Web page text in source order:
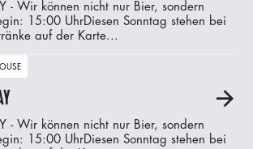
- Wir können nicht nur Bier, sondern
15:00 UhrDiesen Sonntag stehen bei
auf der Karte...
A
- Wir können nicht nur Bier, sondern
15:00 UhrDiesen Sonntag stehen bei